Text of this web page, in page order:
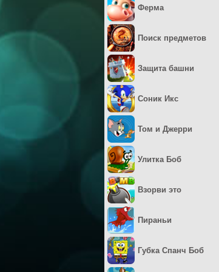
Ферма
Поиск предметов
Защита башни
Соник Икс
Том и Джерри
Улитка Боб
Взорви это
Пираньи
Губка Спанч Боб